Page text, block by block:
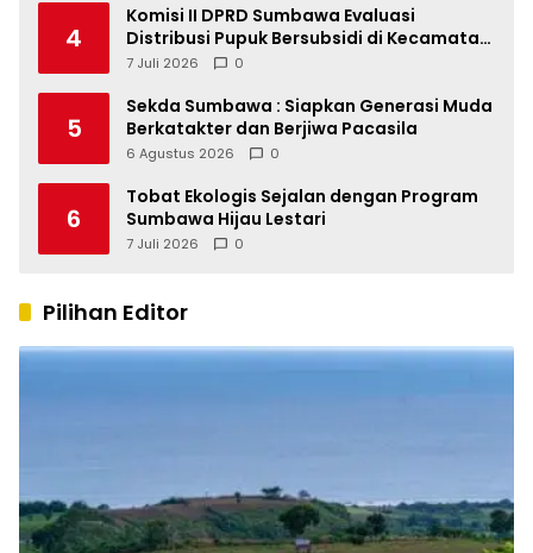
4
Komisi II DPRD Sumbawa Evaluasi
Distribusi Pupuk Bersubsidi di Kecamatan
Lape
7 Juli 2026 0
5
Sekda Sumbawa : Siapkan Generasi Muda
Berkatakter dan Berjiwa Pacasila
6 Agustus 2026 0
6
Tobat Ekologis Sejalan dengan Program
Sumbawa Hijau Lestari
7 Juli 2026 0
Pilihan Editor